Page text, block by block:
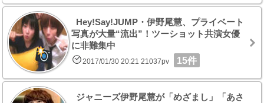
Hey!Say!JUMP・伊野尾慧、プライベート
写真が大量“流出”！ツーショット共演女優
に非難集中
2017/01/30 20:21 21037pv 15件
ジャニーズ伊野尾慧が「めざまし」「あさ